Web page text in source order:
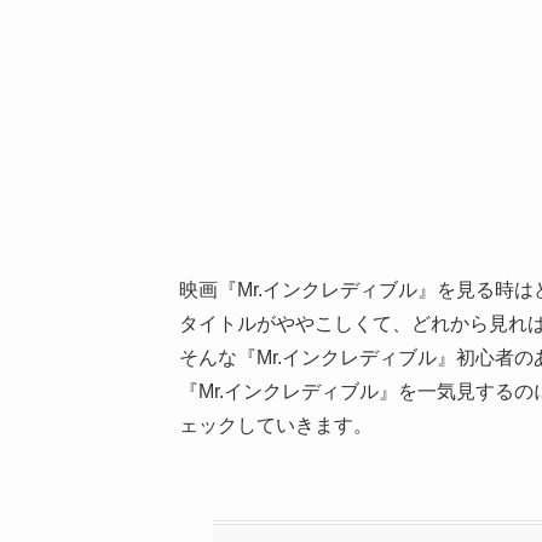
映画『Mr.インクレディブル』を見る時
タイトルがややこしくて、どれから見れ
そんな『Mr.インクレディブル』初心者
『Mr.インクレディブル』を一気見する
ェックしていきます。